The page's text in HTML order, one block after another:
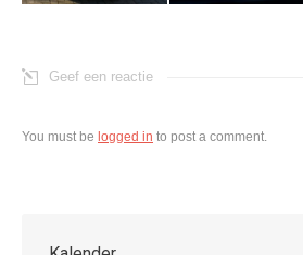
Geef een reactie
You must be logged in to post a comment.